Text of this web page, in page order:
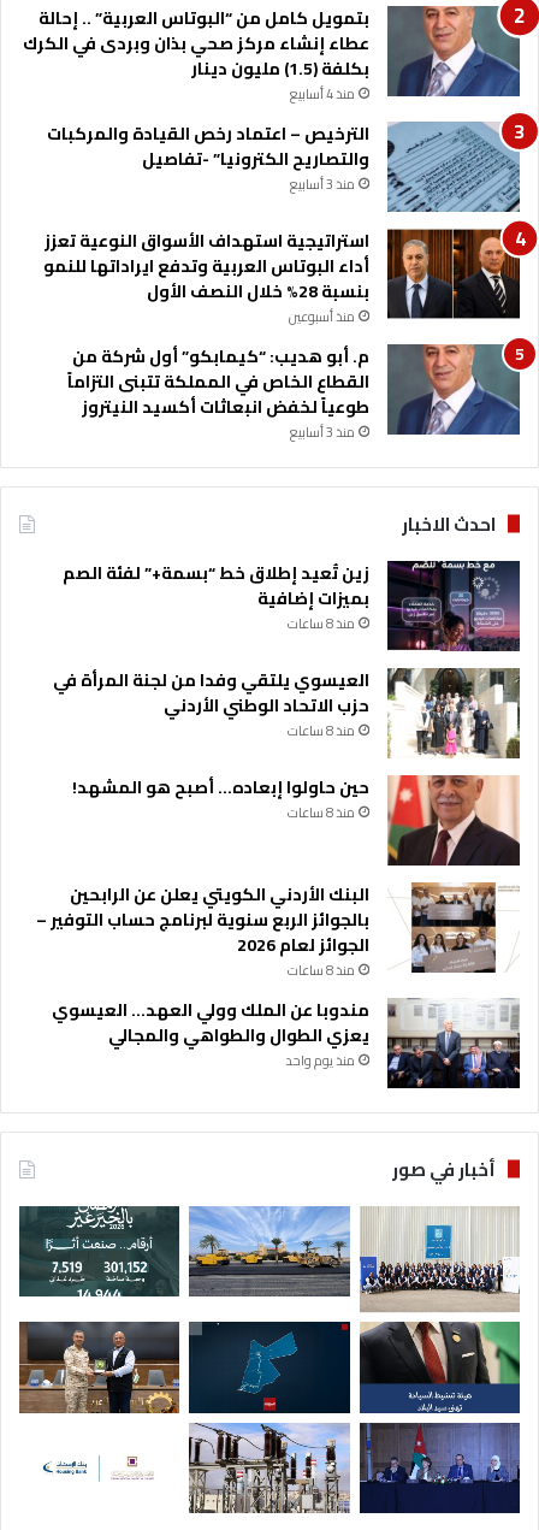
بتمويل كامل من “البوتاس العربية” .. إحالة
عطاء إنشاء مركز صحي بذان وبردى في الكرك
بكلفة (1.5) مليون دينار
منذ 4 أسابيع
الترخيص – اعتماد رخص القيادة والمركبات
والتصاريح الكترونيا” -تفاصيل
منذ 3 أسابيع
استراتيجية استهداف الأسواق النوعية تعزز
أداء البوتاس العربية وتدفع ايراداتها للنمو
بنسبة 28% خلال النصف الأول
منذ أسبوعين
م. أبو هديب: “كيمابكو” أول شركة من
القطاع الخاص في المملكة تتبنى التزاماً
طوعياً لخفض انبعاثات أكسيد النيتروز
منذ 3 أسابيع
احدث الاخبار
زين تُعيد إطلاق خط “بسمة+” لفئة الصم
بميزات إضافية
منذ 8 ساعات
العيسوي يلتقي وفدا من لجنة المرأة في
حزب الاتحاد الوطني الأردني
منذ 8 ساعات
حين حاولوا إبعاده… أصبح هو المشهد!
منذ 8 ساعات
البنك الأردني الكويتي يعلن عن الرابحين
بالجوائز الربع سنوية لبرنامج حساب التوفير –
الجوائز لعام 2026
منذ 8 ساعات
مندوبا عن الملك وولي العهد… العيسوي
يعزي الطوال والطواهي والمجالي
منذ يوم واحد
أخبار في صور